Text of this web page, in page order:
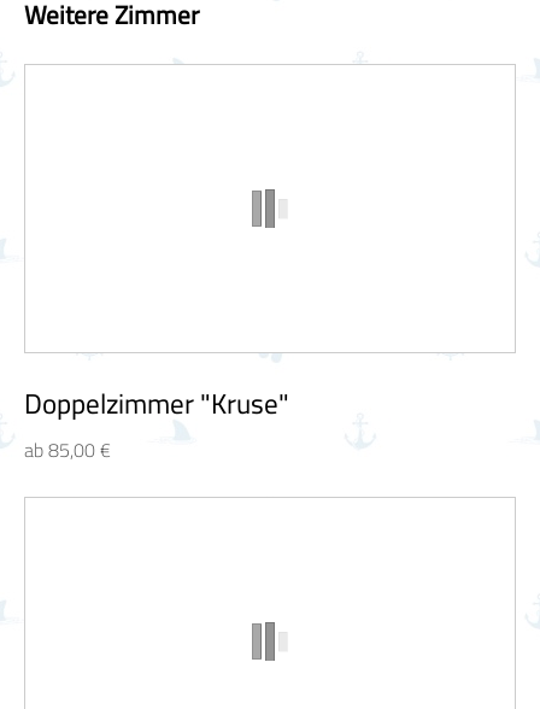
Weitere Zimmer
Doppelzimmer "Kruse"
ab 85,00 €